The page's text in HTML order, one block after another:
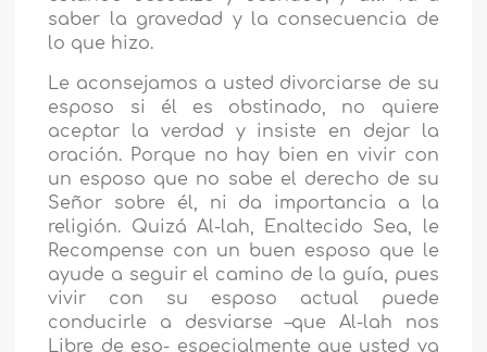
saber la gravedad y la consecuencia de
lo que hizo.
Le aconsejamos a usted divorciarse de su
esposo si él es obstinado, no quiere
aceptar la verdad y insiste en dejar la
oración. Porque no hay bien en vivir con
un esposo que no sabe el derecho de su
Señor sobre él, ni da importancia a la
religión. Quizá Al-lah, Enaltecido Sea, le
Recompense con un buen esposo que le
ayude a seguir el camino de la guía, pues
vivir con su esposo actual puede
conducirle a desviarse –que Al-lah nos
Libre de eso- especialmente que usted ya